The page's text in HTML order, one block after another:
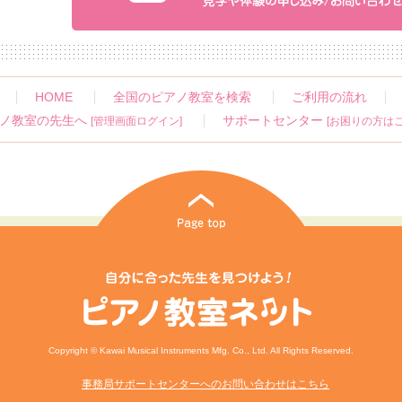
HOME 全国のピアノ教室を検索
ご利用の流れ
教室の先生へ [管理画面ログイン] サポートセンター [お困りの方は
Copyright © Kawai Musical Instruments Mfg. Co., Ltd. All Rights Reserved.
事務局サポートセンターへのお問い合わせはこちら